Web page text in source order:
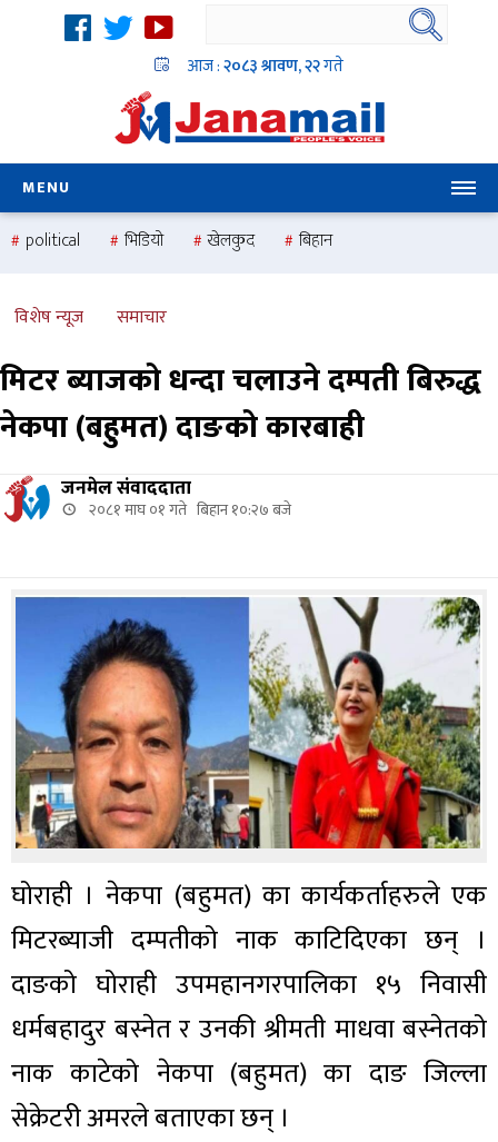
आज :२०८३ श्रावण, २२गते
MENU
political भिडियो खेलकुद
बिहान
national
health
विशेष न्यूज समाचार
मिटर ब्याजको धन्दा चलाउने दम्पती बिरुद्ध
नेकपा (बहुमत) दाङको कारबाही
जनमेल संवाददाता
२०८१ माघ ०१ गते बिहान १०:२७ बजे
घोराही । नेकपा (बहुमत) का कार्यकर्ताहरुले एक
मिटरब्याजी दम्पतीको नाक काटिदिएका छन् ।
दाङको घोराही उपमहानगरपालिका १५ निवासी
धर्मबहादुर बस्नेत र उनकी श्रीमती माधवा बस्नेतको
नाक काटेको नेकपा (बहुमत) का दाङ जिल्ला
सेक्रेटरी अमरले बताएका छन् ।